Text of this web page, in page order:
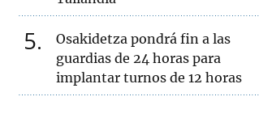
5
Osakidetza pondrá fin a las
guardias de 24 horas para
implantar turnos de 12 horas